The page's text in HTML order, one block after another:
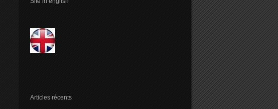
Articles récents